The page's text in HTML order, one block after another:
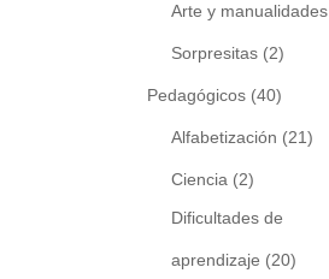
Arte y manualidades
Sorpresitas (2)
Pedagógicos (40)
Alfabetización (21)
Ciencia (2)
Dificultades de
aprendizaje (20)